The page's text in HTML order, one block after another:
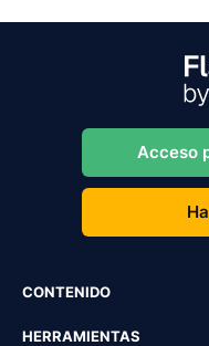
Acceso
CONTENIDO
HERRAMIENTAS